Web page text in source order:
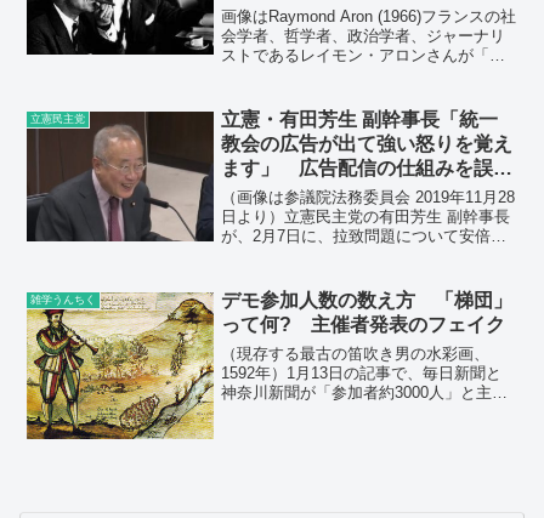
画像はRaymond Aron (1966)フランスの社
会学者、哲学者、政治学者、ジャーナリ
ストであるレイモン・アロンさんが「正
かなか面白い発言です。実際の発言は、
どう...
立憲民主党
立憲・有田芳生 副幹事長「統一
教会の広告が出て強い怒りを覚え
ます」 広告配信の仕組みを誤解
か?
（画像は参議院法務委員会 2019年11月28
日より）立憲民主党の有田芳生 副幹事長
が、2月7日に、拉致問題について安倍総
記事に付いている広告について触れ、
「このニュー...
雑学うんちく
デモ参加人数の数え方 「梯団」
って何? 主催者発表のフェイク
（現存する最古の笛吹き男の水彩画、
1592年）1月13日の記事で、毎日新聞と
神奈川新聞が「参加者約3000人」と主張